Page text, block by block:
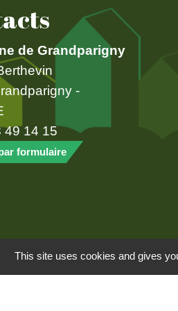
de Grandparigny
-
49 14 15
formulaire
légales - Politique de
This site uses cookies and gives